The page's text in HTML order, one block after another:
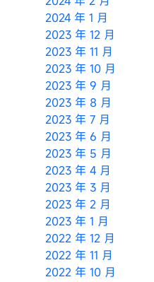
2024 年 1 月
2023 年 12 月
2023 年 11 月
2023 年 10 月
2023 年 9 月
2023 年 8 月
2023 年 7 月
2023 年 6 月
2023 年 5 月
2023 年 4 月
2023 年 3 月
2023 年 2 月
2023 年 1 月
2022 年 12 月
2022 年 11 月
2022 年 10 月